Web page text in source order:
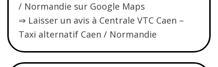
/ Normandie sur Google Maps
⇒ Laisser un avis à Centrale VTC Caen –
Taxi alternatif Caen / Normandie